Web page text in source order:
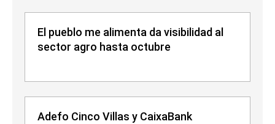
El pueblo me alimenta da visibilidad al
sector agro hasta octubre
Adefo Cinco Villas y CaixaBank